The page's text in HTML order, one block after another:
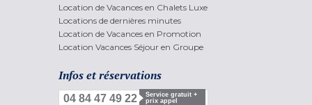
Location de Vacances en Chalets Luxe
Locations de dernières minutes
Location de Vacances en Promotion
Location Vacances Séjour en Groupe
Infos et réservations
04 84 47 49 22
Service gratuit +
prix appel